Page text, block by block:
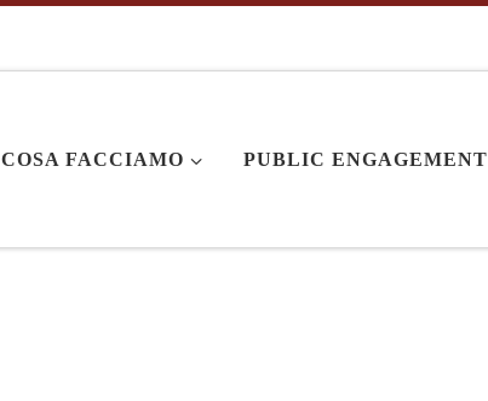
COSA FACCIAMO PUBLIC ENGAGEMENT